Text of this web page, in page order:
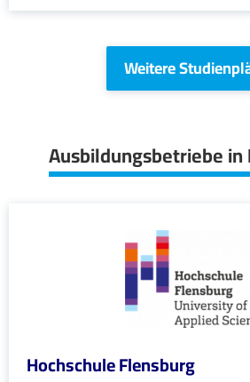
Weitere
Ausbildungsbetriebe
Hochschule Flensburg